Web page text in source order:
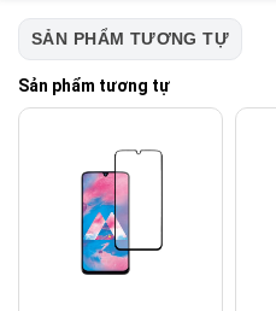
SẢN PHẨM TƯƠNG TỰ
Sản phẩm tương tự